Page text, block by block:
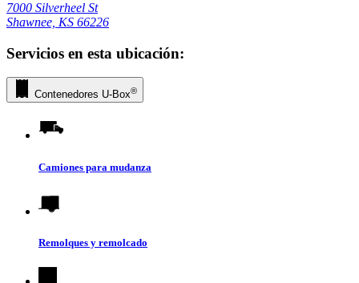
7000 Silverheel St
Shawnee, KS 66226
Servicios en esta ubicación:
Contenedores U-Box®
Camiones para mudanza
Remolques y remolcado